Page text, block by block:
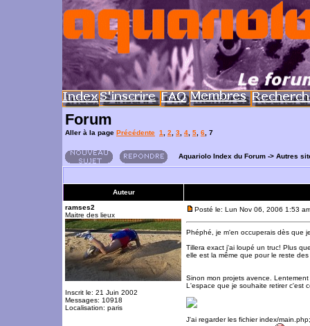
Forum
Aller à la page Précédente 1 2 3 4 5 6 7
Aquariolo Index du Forum -> Autres
Auteur
ramses2
Maitre des lieux
Inscrit le: 21 Juin 2002
Messages: 10918
Localisation: paris
Posté le: Lun Nov 06, 2006 1:53
Phéphé, je m'en occuperais dès que
Tillera exact j'ai loupé un truc! Plus
elle est la même que pour le reste des
Sinon mon projets avence. Lentement
L'espace que je souhaite retirer c'est
J'ai regarder les fichier index/